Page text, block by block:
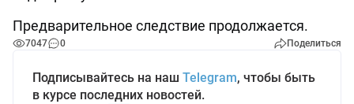
Предварительное следствие продолжается.
7047 0 Поделиться
Подписывайтесь на наш Telegram, чтобы быть
в курсе последних новостей.